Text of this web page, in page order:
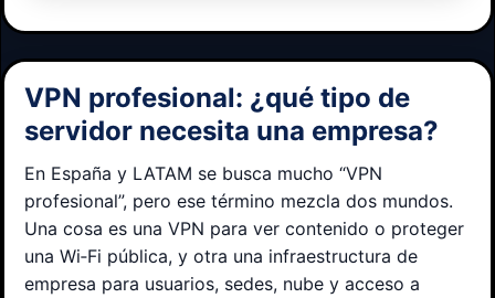
VPN profesional: ¿qué tipo de
servidor necesita una empresa?
En España y LATAM se busca mucho “VPN
profesional”, pero ese término mezcla dos mundos.
Una cosa es una VPN para ver contenido o proteger
una Wi‑Fi pública, y otra una infraestructura de
empresa para usuarios, sedes, nube y acceso a